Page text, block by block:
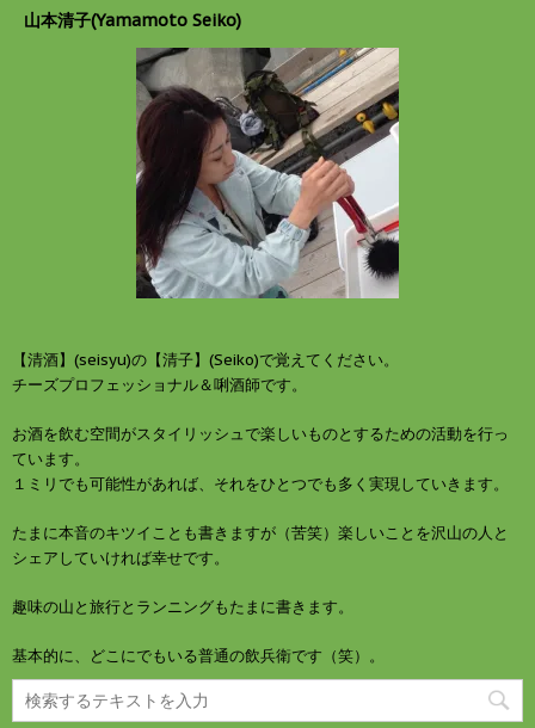
山本清子(Yamamoto Seiko)
【清酒】(seisyu)の【清子】(Seiko)で覚えてください。
チーズプロフェッショナル＆唎酒師です。
お酒を飲む空間がスタイリッシュで楽しいものとするための活動を行っ
ています。
１ミリでも可能性があれば、それをひとつでも多く実現していきます。
たまに本音のキツイことも書きますが（苦笑）楽しいことを沢山の人と
シェアしていければ幸せです。
趣味の山と旅行とランニングもたまに書きます。
基本的に、どこにでもいる普通の飲兵衛です（笑）。